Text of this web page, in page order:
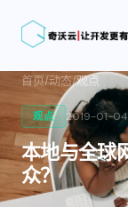
首页/动态/观点
观点 2019-01-04
本地与全球
众？